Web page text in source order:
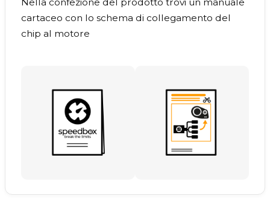
cartaceo con lo schema di collegamento del
chip al motore